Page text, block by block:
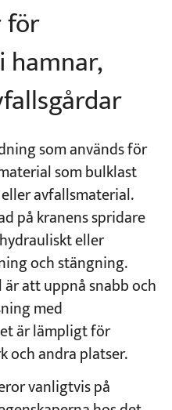
för
som används för
som bulklast
avfallsmaterial.
på kranens spridare
eller
och stängning.
att uppnå snabb och
med
är lämpligt för
och andra platser.
vanligtvis på